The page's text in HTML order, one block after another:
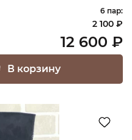
6 пар:
2 100 ₽
12 600 ₽
В корзину